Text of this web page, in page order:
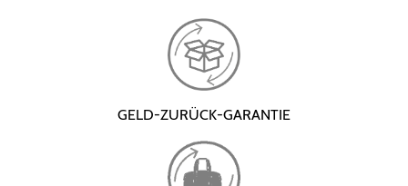
GELD-ZURÜCK-GARANTIE